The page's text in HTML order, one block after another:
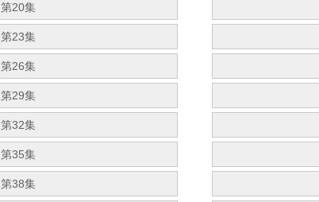
第20集
第23集
第26集
第29集
第32集
第35集
第38集